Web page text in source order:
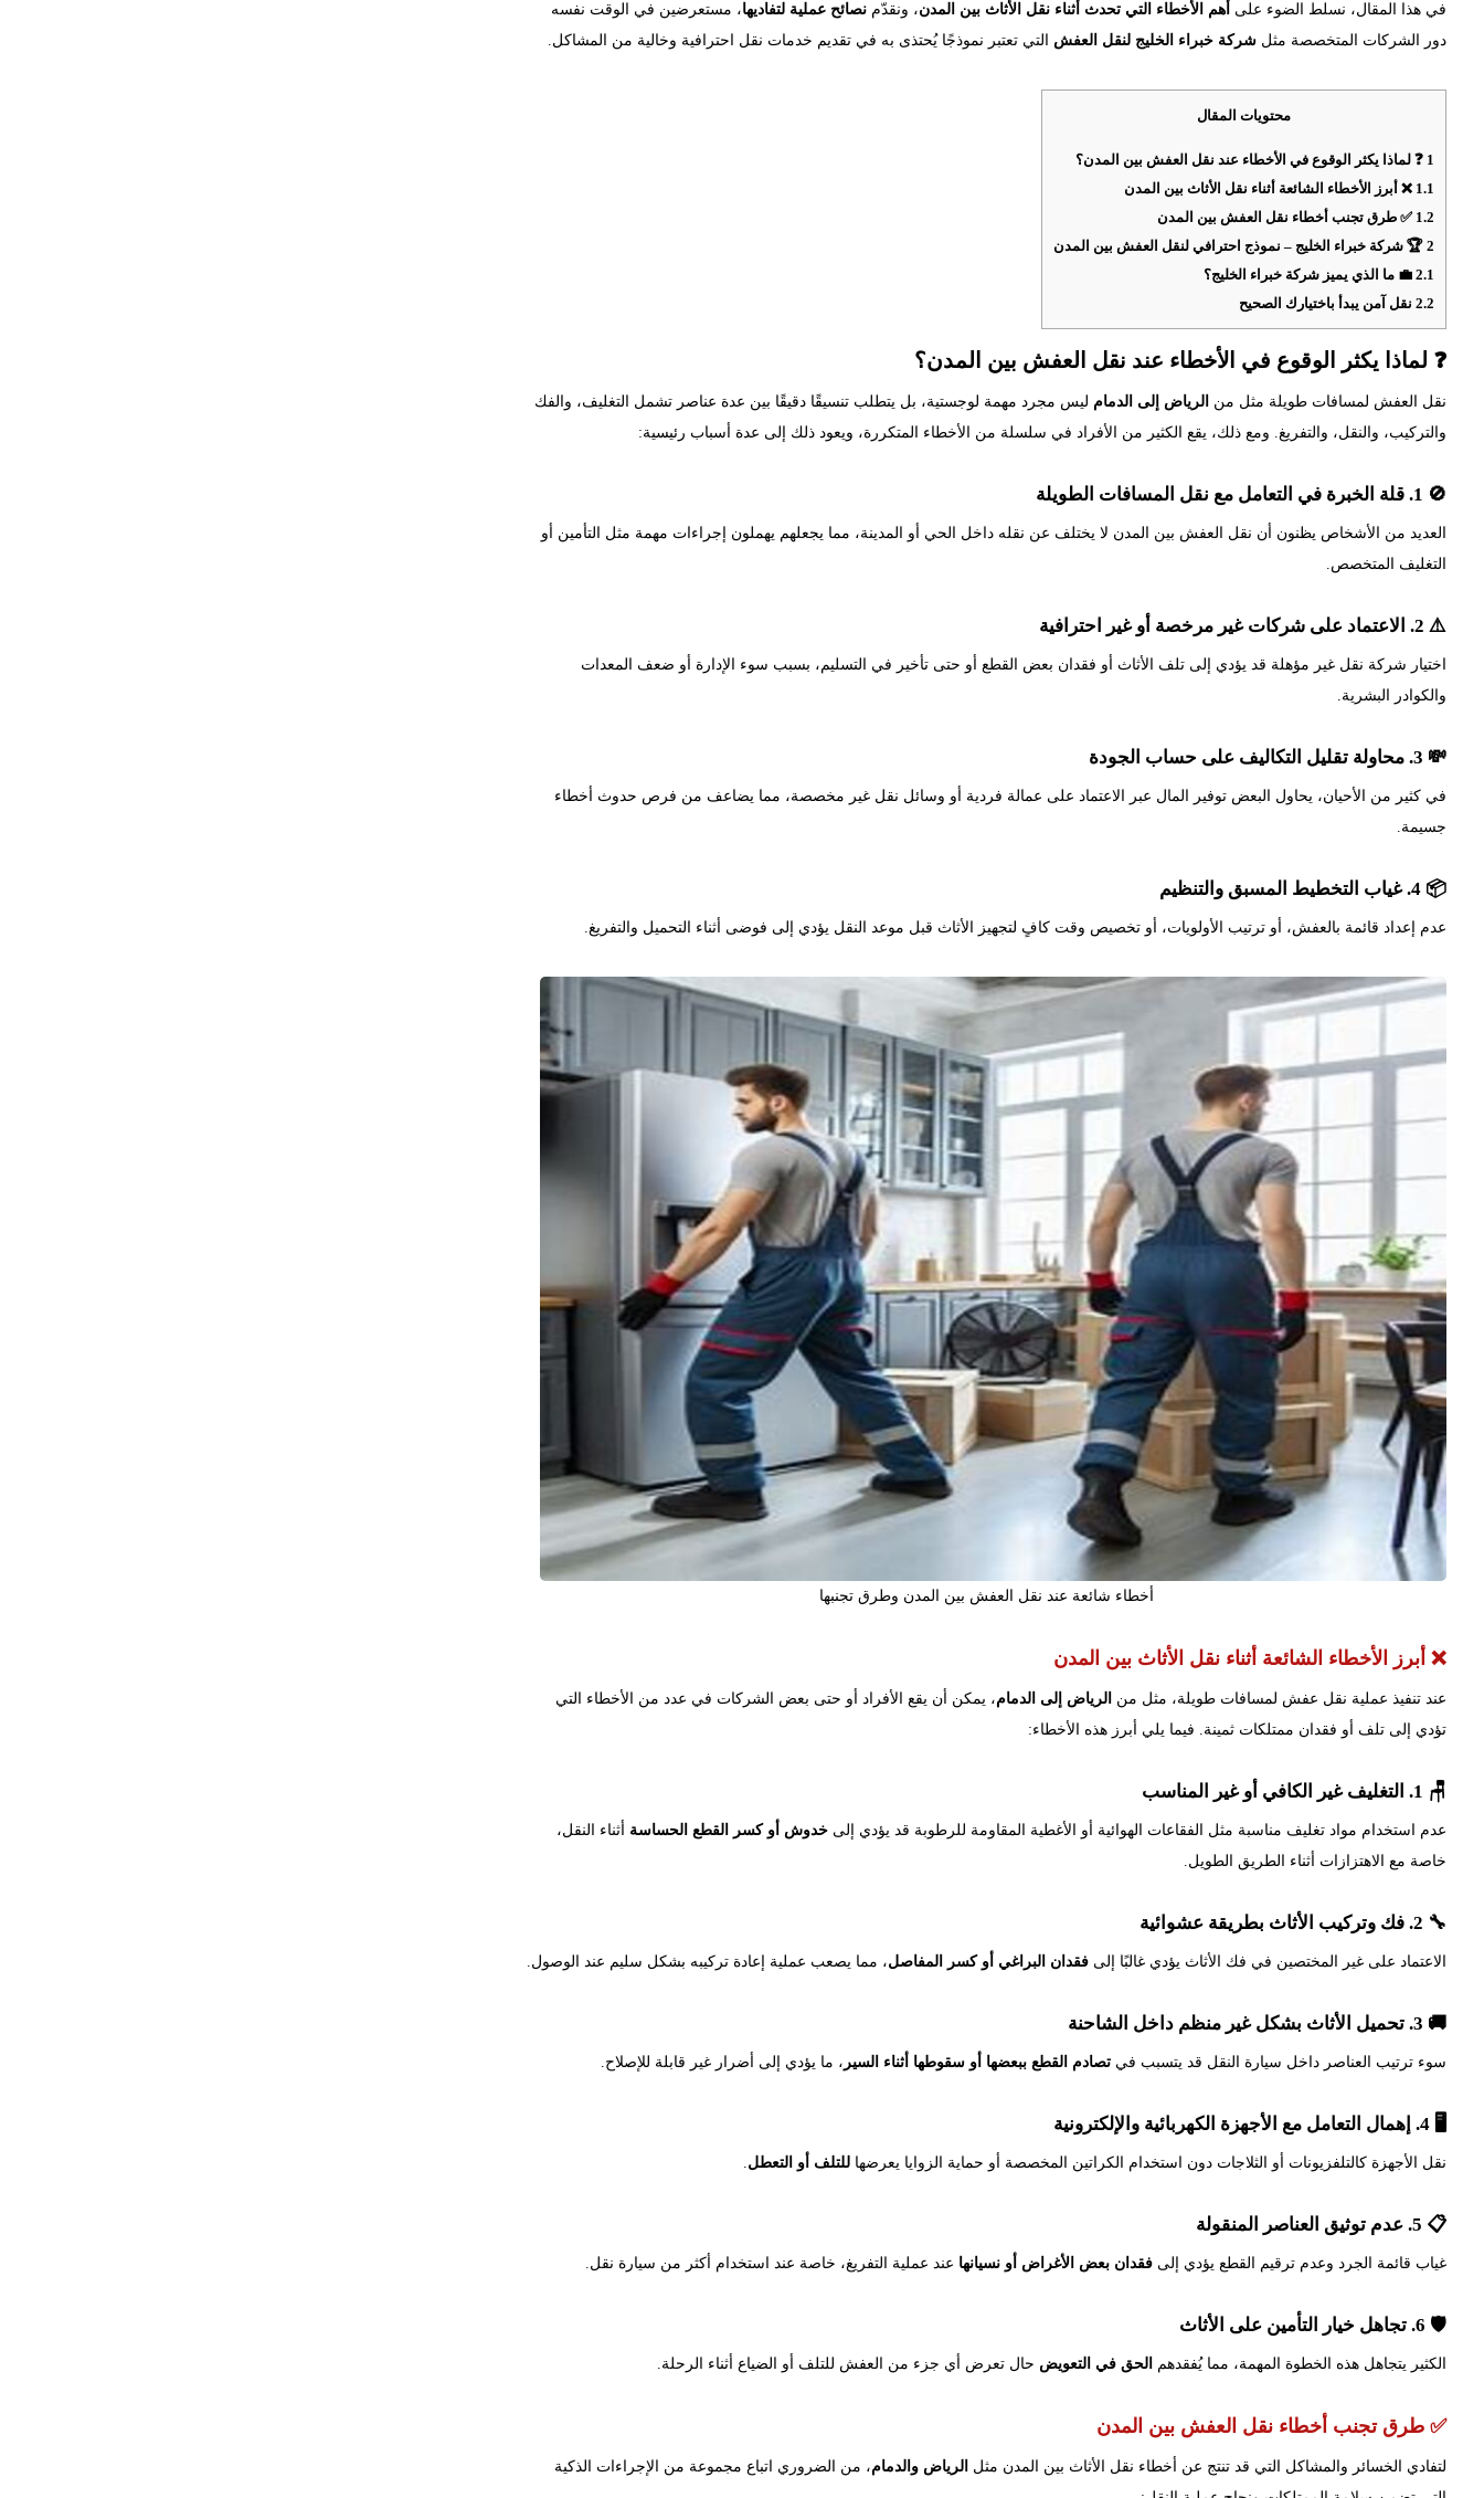
في هذا المقال، نسلط الضوء على أهم الأخطاء التي تحدث أثناء نقل الأثاث بين المدن، ونقدّم نصائح عملية لتفاديها، مستعرضين في الوقت نفسه
دور الشركات المتخصصة مثل شركة خبراء الخليج لنقل العفش التي تعتبر نموذجًا يُحتذى به في تقديم خدمات نقل احترافية وخالية من المشاكل.
محتويات المقال
1 ❓ لماذا يكثر الوقوع في الأخطاء عند نقل العفش بين المدن؟
1.1 ❌ أبرز الأخطاء الشائعة أثناء نقل الأثاث بين المدن
1.2 ✅ طرق تجنب أخطاء نقل العفش بين المدن
2🏆 شركة خبراء الخليج – نموذج احترافي لنقل العفش بين المدن
2.1💼 ما الذي يميز شركة خبراء الخليج؟
2.2نقل آمن يبدأ باختيارك الصحيح
❓ لماذا يكثر الوقوع في الأخطاء عند نقل العفش بين المدن؟
نقل العفش لمسافات طويلة مثل من الرياض إلى الدمام ليس مجرد مهمة لوجستية، بل يتطلب تنسيقًا دقيقًا بين عدة عناصر تشمل التغليف، والفك
والتركيب، والنقل، والتفريغ. ومع ذلك، يقع الكثير من الأفراد في سلسلة من الأخطاء المتكررة، ويعود ذلك إلى عدة أسباب رئيسية:
🚫 1. قلة الخبرة في التعامل مع نقل المسافات الطويلة
العديد من الأشخاص يظنون أن نقل العفش بين المدن لا يختلف عن نقله داخل الحي أو المدينة، مما يجعلهم يهملون إجراءات مهمة مثل التأمين أو
التغليف المتخصص.
⚠️ 2. الاعتماد على شركات غير مرخصة أو غير احترافية
اختيار شركة نقل غير مؤهلة قد يؤدي إلى تلف الأثاث أو فقدان بعض القطع أو حتى تأخير في التسليم، بسبب سوء الإدارة أو ضعف المعدات
والكوادر البشرية.
💸 3. محاولة تقليل التكاليف على حساب الجودة
في كثير من الأحيان، يحاول البعض توفير المال عبر الاعتماد على عمالة فردية أو وسائل نقل غير مخصصة، مما يضاعف من فرص حدوث أخطاء
جسيمة.
📦 4. غياب التخطيط المسبق والتنظيم
عدم إعداد قائمة بالعفش، أو ترتيب الأولويات، أو تخصيص وقت كافٍ لتجهيز الأثاث قبل موعد النقل يؤدي إلى فوضى أثناء التحميل والتفريغ.
أخطاء شائعة عند نقل العفش بين المدن وطرق تجنبها
❌ أبرز الأخطاء الشائعة أثناء نقل الأثاث بين المدن
عند تنفيذ عملية نقل عفش لمسافات طويلة، مثل من الرياض إلى الدمام، يمكن أن يقع الأفراد أو حتى بعض الشركات في عدد من الأخطاء التي
تؤدي إلى تلف أو فقدان ممتلكات ثمينة. فيما يلي أبرز هذه الأخطاء:
🪑 1. التغليف غير الكافي أو غير المناسب
عدم استخدام مواد تغليف مناسبة مثل الفقاعات الهوائية أو الأغطية المقاومة للرطوبة قد يؤدي إلى خدوش أو كسر القطع الحساسة أثناء النقل،
خاصة مع الاهتزازات أثناء الطريق الطويل.
🔧 2. فك وتركيب الأثاث بطريقة عشوائية
الاعتماد على غير المختصين في فك الأثاث يؤدي غالبًا إلى فقدان البراغي أو كسر المفاصل، مما يصعب عملية إعادة تركيبه بشكل سليم عند الوصول.
🚚 3. تحميل الأثاث بشكل غير منظم داخل الشاحنة
سوء ترتيب العناصر داخل سيارة النقل قد يتسبب في تصادم القطع ببعضها أو سقوطها أثناء السير ، ما يؤدي إلى أضرار غير قابلة للإصلاح.
🖥️ 4. إهمال التعامل مع الأجهزة الكهربائية والإلكترونية
نقل الأجهزة كالتلفزيونات أو الثلاجات دون استخدام الكراتين المخصصة أو حماية الزوايا يعرضها للتلف أو التعطل.
📋 5. عدم توثيق العناصر المنقولة
غياب قائمة الجرد وعدم ترقيم القطع يؤدي إلى فقدان بعض الأغراض أو نسيانها عند عملية التفريغ، خاصة عند استخدام أكثر من سيارة نقل.
🛡️ 6. تجاهل خيار التأمين على الأثاث
الكثير يتجاهل هذه الخطوة المهمة، مما يُفقدهم الحق في التعويض حال تعرض أي جزء من العفش للتلف أو الضياع أثناء الرحلة.
✅ طرق تجنب أخطاء نقل العفش بين المدن
لتفادي الخسائر والمشاكل التي قد تنتج عن أخطاء نقل الأثاث بين المدن مثل الرياض والدمام، من الضروري اتباع مجموعة من الإجراءات الذكية